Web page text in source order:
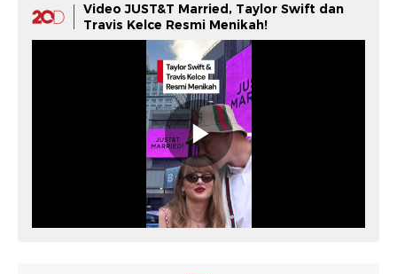
Video JUST&T Married, Taylor Swift dan
Travis Kelce Resmi Menikah!